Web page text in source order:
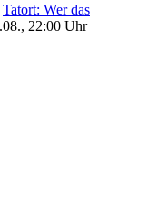
Tatort: Wer das
22:00 Uhr